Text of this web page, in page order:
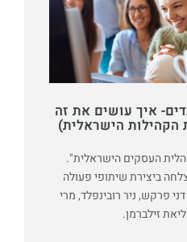
איך עושים את זה
הקהילות הישראלית)
העסקים הישראלית".
ביצירת שיתופי פעולה
פרקש, ניר רובינפלד, מרי
זילברמן.